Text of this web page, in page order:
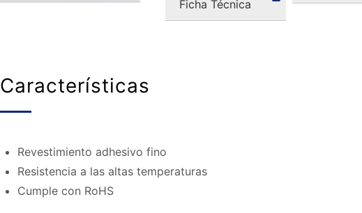
Ficha Técnica
Características
Revestimiento adhesivo fino
Resistencia a las altas temperaturas
Cumple con RoHS